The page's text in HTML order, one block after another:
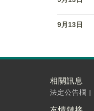
9月13日
相關訊息
法定公告欄 |